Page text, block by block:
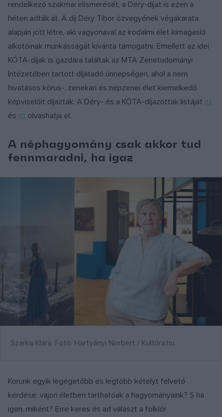
rendelkező szakmai elismerését, a Déry-díjat is ezen a
héten adták át. A díj Déry Tibor özvegyének végakarata
alapján jött létre, aki vagyonával az irodalmi élet kimagasló
alkotóinak munkásságát kívánta támogatni. Emellett az idei
KÓTA-díjak is gazdára találtak az MTA Zenetudományi
Intézetében tartott díjátadó ünnepségen, ahol a nem
hivatásos kórus-, zenekari és népzenei élet kiemelkedő
képviselőit díjazták. A Déry- és a KÓTA-díjazottak listáját itt
és itt olvashatja el.
A néphagyomány csak akkor tud
fennmaradni, ha igaz
Szarka Klára. Fotó: Hartyányi Norbert / Kultúra.hu
Korunk egyik legégetőbb és legtöbb kételyt felvető
kérdése: vajon életben tarthatóak a hagyományaink? S ha
igen, miként? Erre keres és ad választ a folklór